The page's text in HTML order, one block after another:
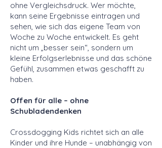
ohne Vergleichsdruck. Wer möchte,
kann seine Ergebnisse eintragen und
sehen, wie sich das eigene Team von
Woche zu Woche entwickelt. Es geht
nicht um „besser sein“, sondern um
kleine Erfolgserlebnisse und das schöne
Gefühl, zusammen etwas geschafft zu
haben.
Offen für alle – ohne
Schubladendenken
Crossdogging Kids richtet sich an alle
Kinder und ihre Hunde – unabhängig von